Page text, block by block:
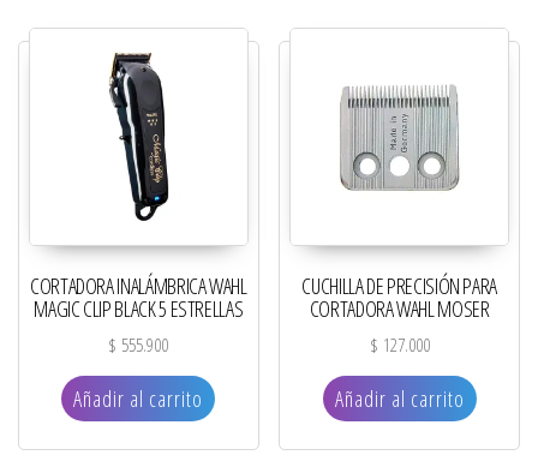
CORTADORA INALÁMBRICA WAHL
MAGIC CLIP BLACK 5 ESTRELLAS
$ 555.900
Añadir al carrito
CUCHILLA DE PRECISIÓN PARA
CORTADORA WAHL MOSER
$ 127.000
Añadir al carrito